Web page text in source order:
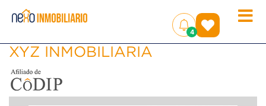
Toggle
4
()
XYZ INMOBILIARIA